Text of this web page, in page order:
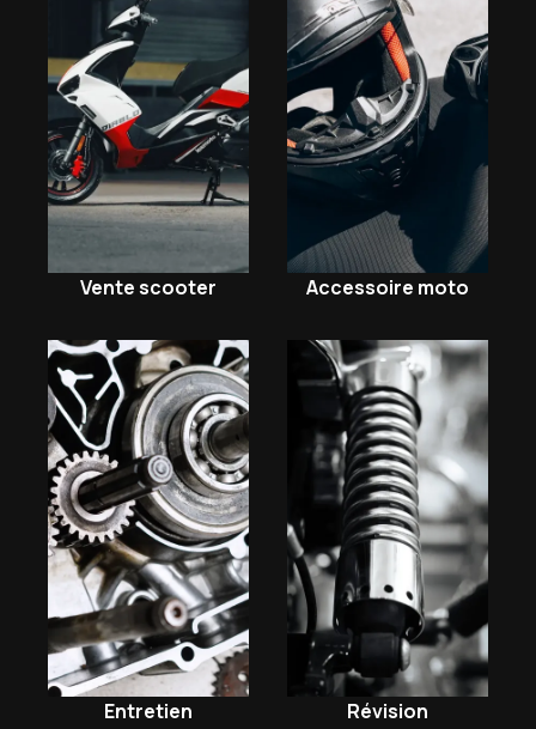
Vente scooter Accessoire moto
Entretien Révision